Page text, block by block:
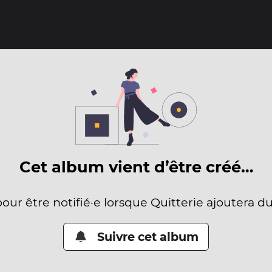
Cet album vient d’être créé…
être notifié·e lorsque Quitterie ajoutera
Suivre cet album